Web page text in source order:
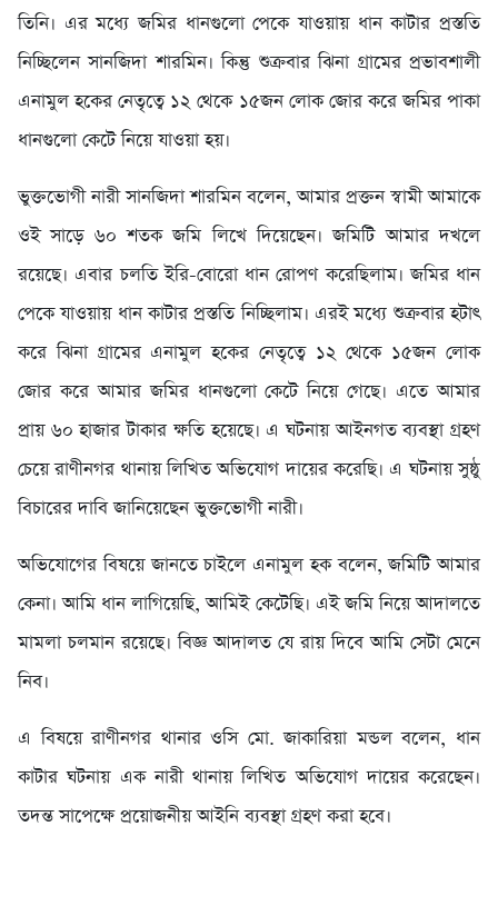
তিনি। এর মধ্যে জমির ধানগুলো পেকে যাওয়ায় ধান কাটার প্রস্ততি
নিচ্ছিলেন সানজিদা শারমিন। কিন্তু শুক্রবার ঝিনা গ্রামের প্রভাবশালী
এনামুল হকের নেতৃত্বে ১২ থেকে ১৫জন লোক জোর করে জমির পাকা
ধানগুলো কেটে নিয়ে যাওয়া হয়।
ভুক্তভোগী নারী সানজিদা শারমিন বলেন, আমার প্রক্তন স্বামী আমাকে
ওই সাড়ে ৬০ শতক জমি লিখে দিয়েছেন। জমিটি আমার দখলে
রয়েছে। এবার চলতি ইরি-বোরো ধান রোপণ করেছিলাম। জমির ধান
পেকে যাওয়ায় ধান কাটার প্রস্ততি নিচ্ছিলাম। এরই মধ্যে শুক্রবার হটাৎ
করে ঝিনা গ্রামের এনামুল হকের নেতৃত্বে ১২ থেকে ১৫জন লোক
জোর করে আমার জমির ধানগুলো কেটে নিয়ে গেছে। এতে আমার
প্রায় ৬০ হাজার টাকার ক্ষতি হয়েছে। এ ঘটনায় আইনগত ব্যবস্থা গ্রহণ
চেয়ে রাণীনগর থানায় লিখিত অভিযোগ দায়ের করেছি। এ ঘটনায় সুষ্ঠু
বিচারের দাবি জানিয়েছেন ভুক্তভোগী নারী।
অভিযোগের বিষয়ে জানতে চাইলে এনামুল হক বলেন, জমিটি আমার
কেনা। আমি ধান লাগিয়েছি, আমিই কেটেছি। এই জমি নিয়ে আদালতে
মামলা চলমান রয়েছে। বিজ্ঞ আদালত যে রায় দিবে আমি সেটা মেনে
নিব।
এ বিষয়ে রাণীনগর থানার ওসি মো. জাকারিয়া মন্ডল বলেন, ধান
কাটার ঘটনায় এক নারী থানায় লিখিত অভিযোগ দায়ের করেছেন।
তদন্ত সাপেক্ষে প্রয়োজনীয় আইনি ব্যবস্থা গ্রহণ করা হবে।